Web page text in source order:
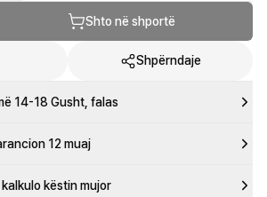
Shto në shportë
Shpërndaje
14-18 Gusht , falas
12 muaj
këstin mujor